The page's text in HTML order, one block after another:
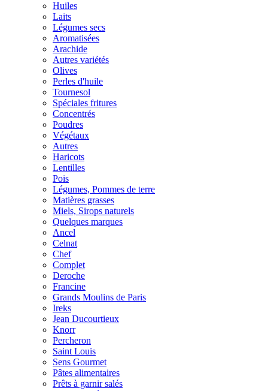
Huiles
Laits
Légumes secs
Aromatisées
Arachide
Autres variétés
Olives
Perles d'huile
Tournesol
Spéciales fritures
Concentrés
Poudres
Végétaux
Autres
Haricots
Lentilles
Pois
Légumes, Pommes de terre
Matières grasses
Miels, Sirops naturels
Quelques marques
Ancel
Celnat
Chef
Complet
Deroche
Francine
Grands Moulins de Paris
Ireks
Jean Ducourtieux
Knorr
Percheron
Saint Louis
Sens Gourmet
Pâtes alimentaires
Prêts à garnir salés